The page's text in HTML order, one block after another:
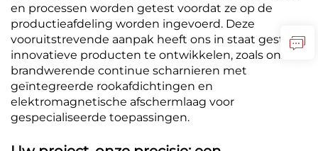
en processen worden getest voordat ze op de
productieafdeling worden ingevoerd. Deze
vooruitstrevende aanpak heeft ons in staat gesteld
innovatieve producten te ontwikkelen, zoals onze
brandwerende continue scharnieren met
geïntegreerde rookafdichtingen en
elektromagnetische afschermlaag voor
gespecialiseerde toepassingen.